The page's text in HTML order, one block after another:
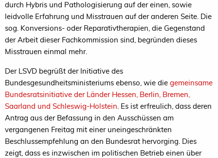
durch Hybris und Pathologisierung auf der einen, sowie
leidvolle Erfahrung und Misstrauen auf der anderen Seite. Die
sog. Konversions- oder Reparativtherapien, die Gegenstand
der Arbeit dieser Fachkommission sind, begründen dieses
Misstrauen einmal mehr.
Der LSVD begrüßt der Initiative des
Bundesgesundheitsministeriums ebenso, wie die gemeinsame
Bundesratsinitiative der Länder Hessen, Berlin, Bremen,
Saarland und Schleswig-Holstein. Es ist erfreulich, dass deren
Antrag aus der Befassung in den Ausschüssen am
vergangenen Freitag mit einer uneingeschränkten
Beschlussempfehlung an den Bundesrat hervorging. Dies
zeigt, dass es inzwischen im politischen Betrieb einen über